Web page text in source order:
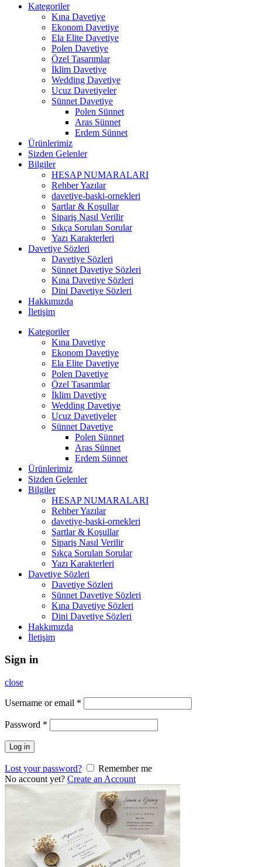
Kategoriler
Kına Davetiye
Ekonom Davetiye
Ela Elite Davetiye
Polen Davetiye
Özel Tasarımlar
İklim Davetiye
Wedding Davetiye
Ucuz Davetiyeler
Sünnet Davetiye
Polen Sünnet
Aras Sünnet
Erdem Sünnet
Ürünlerimiz
Sizden Gelenler
Bilgiler
HESAP NUMARALARI
Rehber Yazılar
davetiye-baski-ornekleri
Şartlar & Koşullar
Sipariş Nasıl Verilir
Sıkça Sorulan Sorular
Yazı Karakterleri
Davetiye Sözleri
Davetiye Sözleri
Sünnet Davetiye Sözleri
Kına Davetiye Sözleri
Dini Davetiye Sözleri
Hakkımızda
İletişim
Kategoriler
Kına Davetiye
Ekonom Davetiye
Ela Elite Davetiye
Polen Davetiye
Özel Tasarımlar
İklim Davetiye
Wedding Davetiye
Ucuz Davetiyeler
Sünnet Davetiye
Polen Sünnet
Aras Sünnet
Erdem Sünnet
Ürünlerimiz
Sizden Gelenler
Bilgiler
HESAP NUMARALARI
Rehber Yazılar
davetiye-baski-ornekleri
Şartlar & Koşullar
Sipariş Nasıl Verilir
Sıkça Sorulan Sorular
Yazı Karakterleri
Davetiye Sözleri
Davetiye Sözleri
Sünnet Davetiye Sözleri
Kına Davetiye Sözleri
Dini Davetiye Sözleri
Hakkımızda
İletişim
Sign in
close
Username or email *
Password *
Log in
Lost your password?
Remember me
No account yet? Create an Account